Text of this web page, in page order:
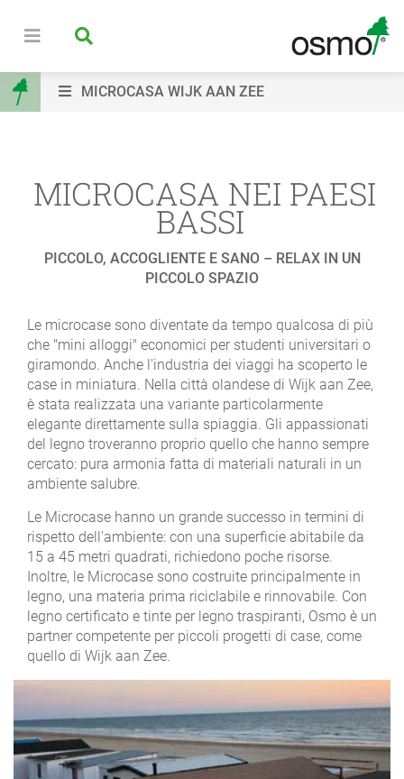
MICROCASA WIJK AAN ZEE
MICROCASA NEI PAESI
BASSI
PICCOLO, ACCOGLIENTE E SANO – RELAX IN UN
PICCOLO SPAZIO
Le microcase sono diventate da tempo qualcosa di più
che "mini alloggi" economici per studenti universitari o
giramondo. Anche l'industria dei viaggi ha scoperto le
case in miniatura. Nella città olandese di Wijk aan Zee,
è stata realizzata una variante particolarmente
elegante direttamente sulla spiaggia. Gli appassionati
del legno troveranno proprio quello che hanno sempre
cercato: pura armonia fatta di materiali naturali in un
ambiente salubre.
Le Microcase hanno un grande successo in termini di
rispetto dell'ambiente: con una superficie abitabile da
15 a 45 metri quadrati, richiedono poche risorse.
Inoltre, le Microcase sono costruite principalmente in
legno, una materia prima riciclabile e rinnovabile. Con
legno certificato e tinte per legno traspiranti, Osmo è un
partner competente per piccoli progetti di case, come
quello di Wijk aan Zee.